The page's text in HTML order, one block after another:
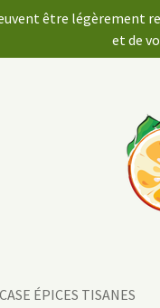
être
et de
ÉPICES TISANES